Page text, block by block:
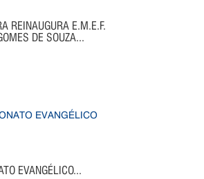
REINAUGURA E.M.E.F.
DE SOUZA...
EVANGÉLICO...